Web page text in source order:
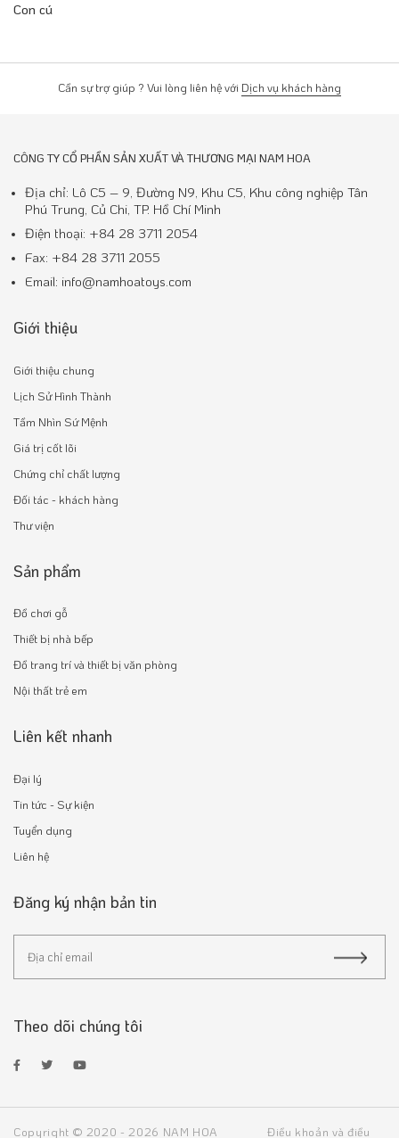
Con cú
Cần sự trợ giúp ? Vui lòng liên hệ với Dịch vụ khách hàng
CÔNG TY CỔ PHẦN SẢN XUẤT VÀ THƯƠNG MẠI NAM HOA
Địa chỉ: Lô C5 – 9, Đường N9, Khu C5, Khu công nghiệp Tân
Phú Trung, Củ Chi, TP. Hồ Chí Minh
Điện thoại: +84 28 3711 2054
Fax: +84 28 3711 2055
Email: info@namhoatoys.com
Giới thiệu
Giới thiệu chung
Lịch Sử Hình Thành
Tầm Nhìn Sứ Mệnh
Giá trị cốt lõi
Chứng chỉ chất lượng
Đối tác - khách hàng
Thư viện
Sản phẩm
Đồ chơi gỗ
Thiết bị nhà bếp
Đồ trang trí và thiết bị văn phòng
Nội thất trẻ em
Liên kết nhanh
Đại lý
Tin tức - Sự kiện
Tuyển dụng
Liên hệ
Đăng ký nhận bản tin
Theo dõi chúng tôi
Copyright © 2020 - 2026 NAM HOA Điều khoản và điều